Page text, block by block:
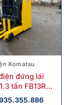
Komatsu
đứng lái
tấn FB13RS-